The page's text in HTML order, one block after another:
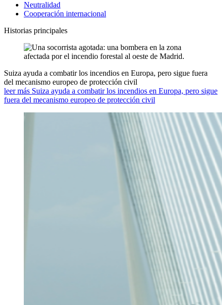
Neutralidad
Cooperación internacional
Historias principales
Suiza ayuda a combatir los incendios en Europa, pero sigue fuera
del mecanismo europeo de protección civil
leer más Suiza ayuda a combatir los incendios en Europa, pero sigue
fuera del mecanismo europeo de protección civil